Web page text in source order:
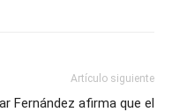
Artículo siguiente
Fernández afirma que el